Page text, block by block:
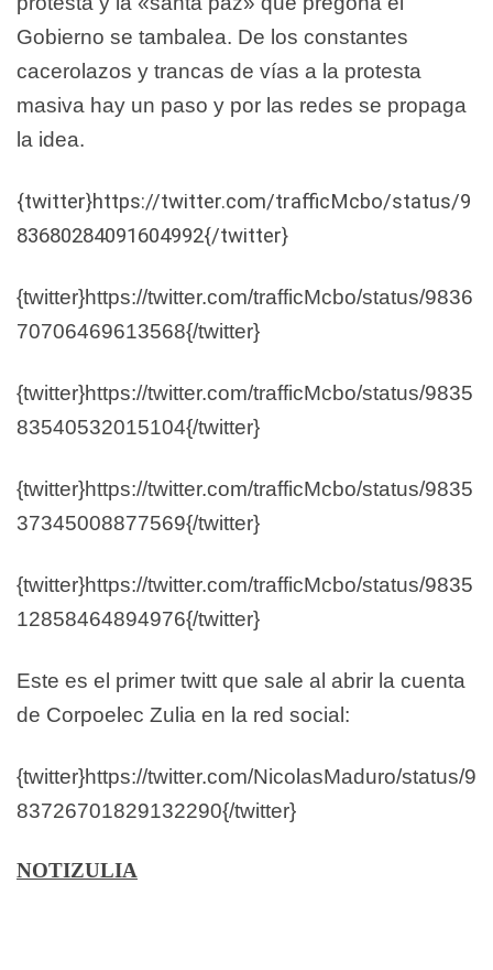
Gobierno se tambalea. De los constantes
cacerolazos y trancas de vías a la protesta
masiva hay un paso y por las redes se propaga
la idea.
{twitter}https://twitter.com/trafficMcbo/status/9
83680284091604992{/twitter}
{twitter}https://twitter.com/trafficMcbo/status/9836
70706469613568{/twitter}
{twitter}https://twitter.com/trafficMcbo/status/9835
83540532015104{/twitter}
{twitter}https://twitter.com/trafficMcbo/status/9835
37345008877569{/twitter}
{twitter}https://twitter.com/trafficMcbo/status/9835
12858464894976{/twitter}
Este es el primer twitt que sale al abrir la cuenta
de Corpoelec Zulia en la red social:
{twitter}https://twitter.com/NicolasMaduro/status/9
83726701829132290{/twitter}
NOTIZULIA